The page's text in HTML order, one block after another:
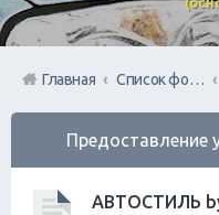
Главная Список форумов
Предоставление
АВТОСТИЛЬ